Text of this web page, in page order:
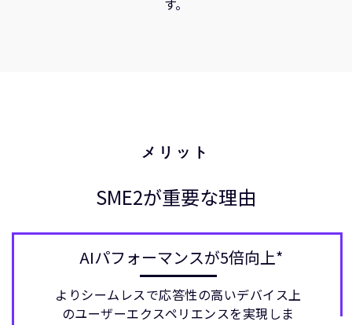
す。
メリット
SME2が重要な理由
AIパフォーマンスが5倍向上*
よりシームレスで応答性の高いデバイス上
のユーザーエクスペリエンスを実現しま